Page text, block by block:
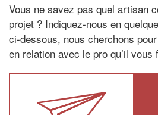
Vous ne savez pas quel artisan
projet ? Indiquez-nous en
ci-dessous, nous cherchons
en relation avec le pro qu’il vous